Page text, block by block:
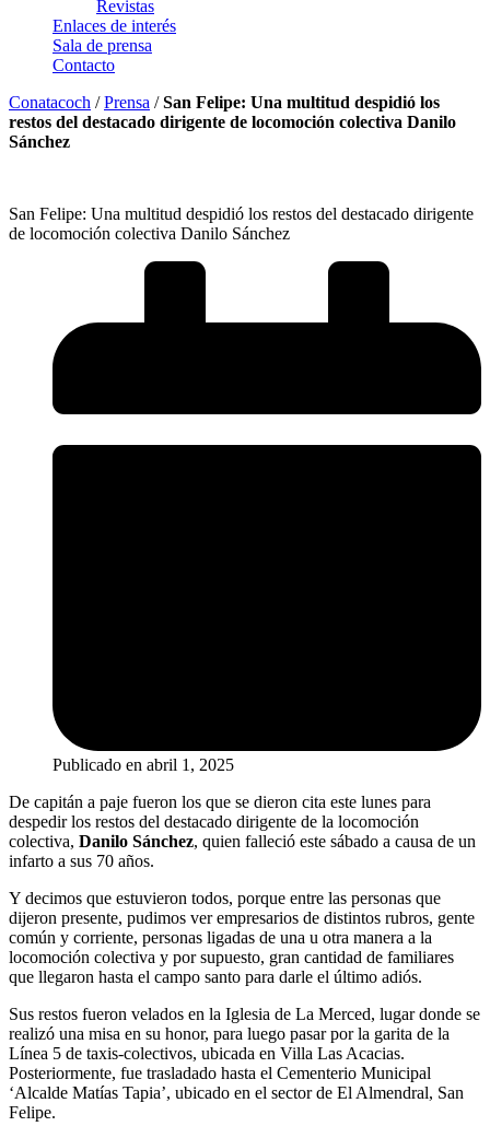
Revistas
Enlaces de interés
Sala de prensa
Contacto
Conatacoch /Prensa /San Felipe: Una multitud despidió los
restos del destacado dirigente de locomoción colectiva Danilo
Sánchez
San Felipe: Una multitud despidió los restos del destacado dirigente
de locomoción colectiva Danilo Sánchez
Publicado en abril 1, 2025
De capitán a paje fueron los que se dieron cita este lunes para
despedir los restos del destacado dirigente de la locomoción
colectiva, Danilo Sánchez, quien falleció este sábado a causa de un
infarto a sus 70 años.
Y decimos que estuvieron todos, porque entre las personas que
dijeron presente, pudimos ver empresarios de distintos rubros, gente
común y corriente, personas ligadas de una u otra manera a la
locomoción colectiva y por supuesto, gran cantidad de familiares
que llegaron hasta el campo santo para darle el último adiós.
Sus restos fueron velados en la Iglesia de La Merced, lugar donde se
realizó una misa en su honor, para luego pasar por la garita de la
Línea 5 de taxis-colectivos, ubicada en Villa Las Acacias.
Posteriormente, fue trasladado hasta el Cementerio Municipal
‘Alcalde Matías Tapia’, ubicado en el sector de El Almendral, San
Felipe.